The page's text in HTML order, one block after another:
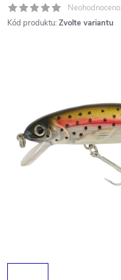
Neohodnoceno
Kód produktu: Zvolte variantu